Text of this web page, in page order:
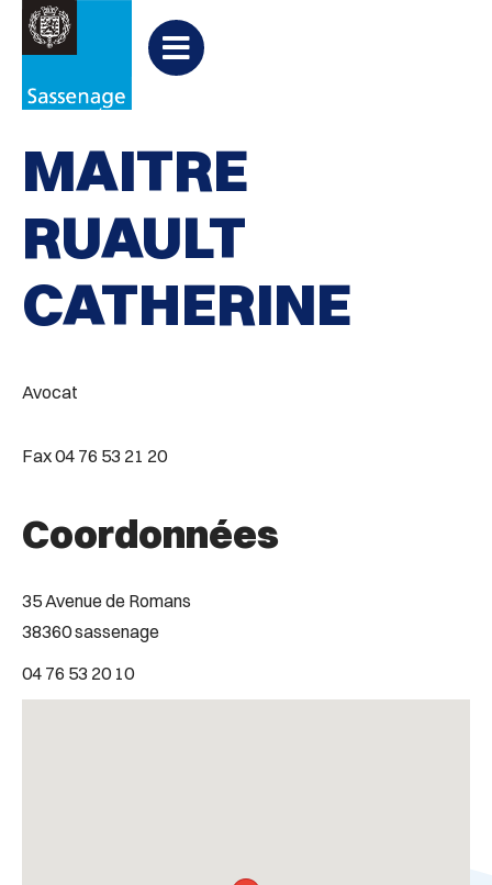
Aller à la recherche
PARTAGER 
Partager
sur
Cabinets de notaires et avocats
MAITRE
RUAULT
CATHERINE
Avocat
Fax 04 76 53 21 20
Coordonnées
35 Avenue de Romans
38360 sassenage
04 76 53 20 10